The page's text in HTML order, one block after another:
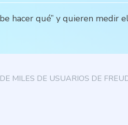
hacer qué” y quieren medir
MILES DE USUARIOS DE